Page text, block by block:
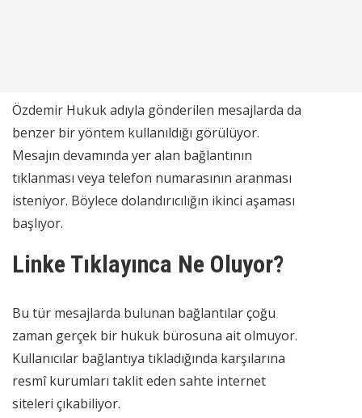
Özdemir Hukuk adıyla gönderilen mesajlarda da
benzer bir yöntem kullanıldığı görülüyor.
Mesajın devamında yer alan bağlantının
tıklanması veya telefon numarasının aranması
isteniyor. Böylece dolandırıcılığın ikinci aşaması
başlıyor.
Linke Tıklayınca Ne Oluyor?
Bu tür mesajlarda bulunan bağlantılar çoğu
zaman gerçek bir hukuk bürosuna ait olmuyor.
Kullanıcılar bağlantıya tıkladığında karşılarına
resmî kurumları taklit eden sahte internet
siteleri çıkabiliyor.